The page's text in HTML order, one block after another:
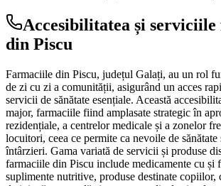
Accesibilitatea și
din Piscu
Farmaciile din Piscu, județul Galați, au un rol
de zi cu zi a comunității, asigurând un acces
servicii de sănătate esențiale. Această
major, farmaciile fiind amplasate strategic în
rezidențiale, a centrelor medicale și a zonelor
locuitori, ceea ce permite ca nevoile de sănătate
întârzieri. Gama variată de servicii și produse
farmaciile din Piscu include medicamente cu și
suplimente nutritive, produse destinate copiilor,